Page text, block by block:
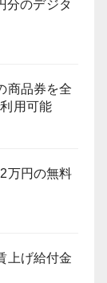
分のデジタ
商品券を全
用可能
万円の無料
上げ給付金